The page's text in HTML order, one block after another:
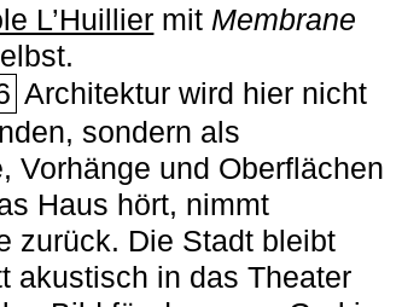
L’Huillier mit ­ Membrane
Architektur wird hier nicht
sondern als
Vorhänge und Oberflächen
Haus hört, nimmt
zurück. Die Stadt bleibt
akustisch in das Theater